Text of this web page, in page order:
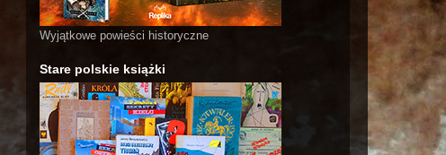
Wyjątkowe powieści historyczne
Stare polskie książki